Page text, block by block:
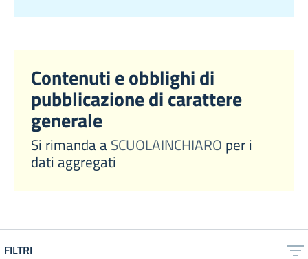
Contenuti e obblighi di
pubblicazione di carattere
generale
Si rimanda aSCUOLAINCHIARO per i
dati aggregati
FILTRI